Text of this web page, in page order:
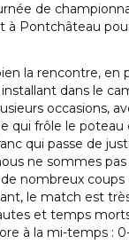
de
à Pontchâteau
la rencontre, en
dans le
occasions,
qui frôle le
qui passe de
ne sommes
nombreux coups
le match est
et temps
à la mi-temps :